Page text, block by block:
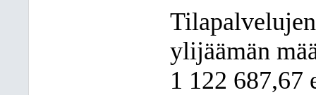
ylijäämän
1 122 687,67